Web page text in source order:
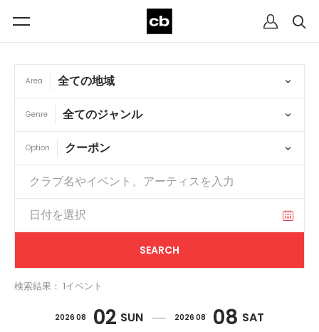
Area
Genre
Option
検索結果： 1イベント
2026 08 02 SUN 2026 08 08 SAT